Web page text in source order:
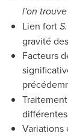
l'on
Lien fort
gravité
Facteurs
Variations